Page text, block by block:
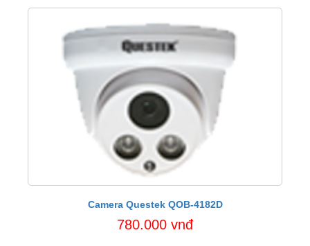
Camera Questek QOB-4182D
780.000 vnđ